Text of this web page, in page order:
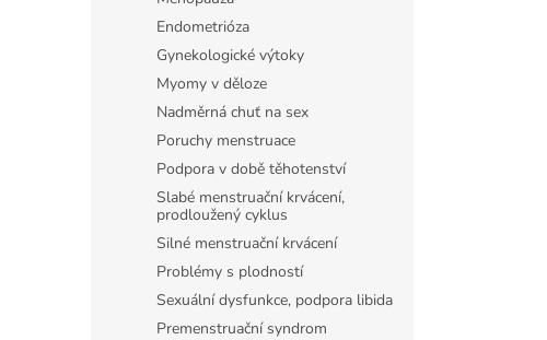
Endometrióza
Gynekologické výtoky
Myomy v děloze
Nadměrná chuť na sex
Poruchy menstruace
Podpora v době těhotenství
Slabé menstruační krvácení,
prodloužený cyklus
Silné menstruační krvácení
Problémy s plodností
Sexuální dysfunkce, podpora libida
Premenstruační syndrom